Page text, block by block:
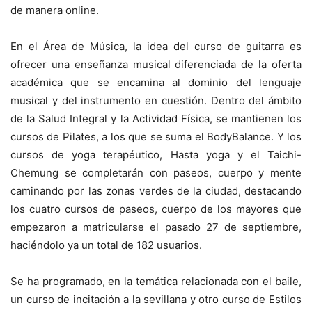
de manera online.
En el Área de Música, la idea del curso de guitarra es
ofrecer una enseñanza musical diferenciada de la oferta
académica que se encamina al dominio del lenguaje
musical y del instrumento en cuestión. Dentro del ámbito
de la Salud Integral y la Actividad Física, se mantienen los
cursos de Pilates, a los que se suma el BodyBalance. Y los
cursos de yoga terapéutico, Hasta yoga y el Taichi-
Chemung se completarán con paseos, cuerpo y mente
caminando por las zonas verdes de la ciudad, destacando
los cuatro cursos de paseos, cuerpo de los mayores que
empezaron a matricularse el pasado 27 de septiembre,
haciéndolo ya un total de 182 usuarios.
Se ha programado, en la temática relacionada con el baile,
un curso de incitación a la sevillana y otro curso de Estilos